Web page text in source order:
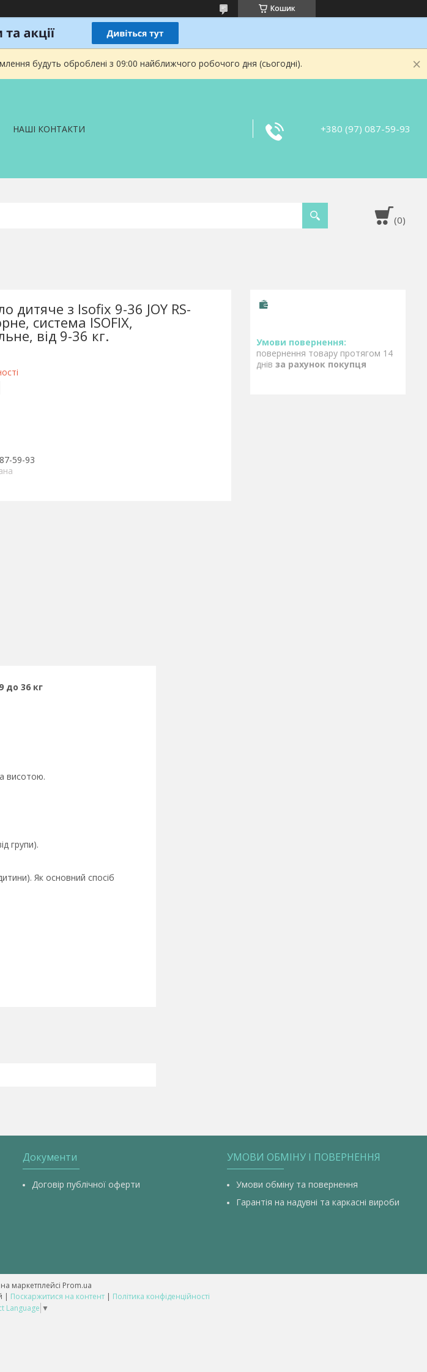
Кошик
будуть оброблені з 09:00 найближчого робочого дня (сьогодні).
НАШІ КОНТАКТИ +380 (97) 087-59-93
дитяче з Isofix 9-36 JOY RS-
система ISOFIX,
від 9-36 кг.
59-93
повернення товару протягом 14
днів за рахунок покупця
до 36 кг
висотою.
групи).
Як основний спосіб
Документи
Договір публічної оферти
УМОВИ ОБМІНУ І ПОВЕРНЕННЯ
Умови обміну та повернення
Гарантія на надувні та каркасні вироби
маркетплейсі Prom.ua
💥 ALL-BABY - інтернет - магазин товарів для дітей | Поскаржитися на контент | Політика конфіденційності
Language ▼